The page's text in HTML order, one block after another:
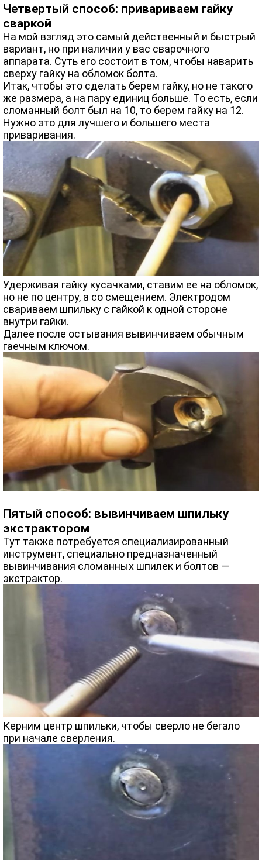
Четвертый способ: привариваем гайку
сваркой
На мой взгляд это самый действенный и быстрый
вариант, но при наличии у вас сварочного
аппарата. Суть его состоит в том, чтобы наварить
сверху гайку на обломок болта.
Итак, чтобы это сделать берем гайку, но не такого
же размера, а на пару единиц больше. То есть, если
сломанный болт был на 10, то берем гайку на 12.
Нужно это для лучшего и большего места
приваривания.
Удерживая гайку кусачками, ставим ее на обломок,
но не по центру, а со смещением. Электродом
свариваем шпильку с гайкой к одной стороне
внутри гайки.
Далее после остывания вывинчиваем обычным
гаечным ключом.
Пятый способ: вывинчиваем шпильку
экстрактором
Тут также потребуется специализированный
инструмент, специально предназначенный
вывинчивания сломанных шпилек и болтов —
экстрактор.
Керним центр шпильки, чтобы сверло не бегало
при начале сверления.